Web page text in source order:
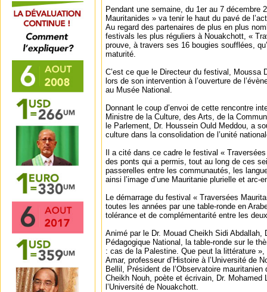
Pendant une semaine, du 1er au 7 décembre
Mauritanides » va tenir le haut du pavé de
Au regard des partenaires de plus en plus
festivals les plus réguliers à Nouakchott, «
prouve, à travers ses 16 bougies soufflées,
maturité.
C’est ce que le Directeur du festival, Moussa
lors de son intervention à l’ouverture de
au Musée National.
Donnant le coup d’envoi de cette rencontre
Ministre de la Culture, des Arts, de la
le Parlement, Dr. Houssein Ould Meddou, a
culture dans la consolidation de l’unité
Il a cité dans ce cadre le festival «
des ponts qui a permis, tout au long de ces
passerelles entre les communautés, les
ainsi l’image d’une Mauritanie plurielle et arc-
Le démarrage du festival « Traversées
toutes les années par une table-ronde en
tolérance et de complémentarité entre les
Animé par le Dr. Mouad Cheikh Sidi Abdallah,
Pédagogique National, la table-ronde sur le
: cas de la Palestine. Que peut la littérature »,
Amar, professeur d’Histoire à l’Université de
Bellil, Président de l’Observatoire
Cheikh Nouh, poète et écrivain, Dr. Mohamed
l’Université de Nouakchott.